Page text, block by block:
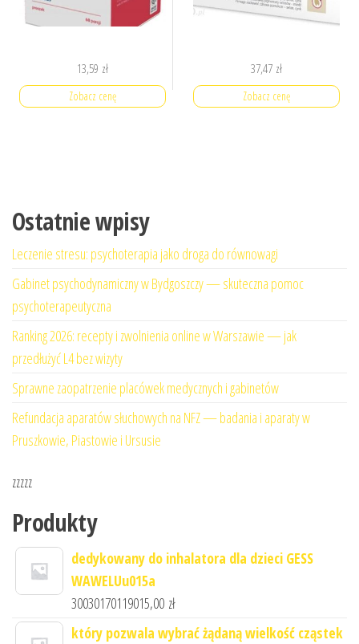
13,59 zł
Zobacz cenę
37,47 zł
Zobacz cenę
Ostatnie wpisy
Leczenie stresu: psychoterapia jako droga do równowagi
Gabinet psychodynamiczny w Bydgoszczy — skuteczna pomoc
psychoterapeutyczna
Ranking 2026: recepty i zwolnienia online w Warszawie — jak
przedłużyć L4 bez wizyty
Sprawne zaopatrzenie placówek medycznych i gabinetów
Refundacja aparatów słuchowych na NFZ — badania i aparaty w
Pruszkowie, Piastowie i Ursusie
zzzzz
Produkty
dedykowany do inhalatora dla dzieci GESS
WAWELUu015a
30030170119015,00 zł
który pozwala wybrać żądaną wielkość cząstek